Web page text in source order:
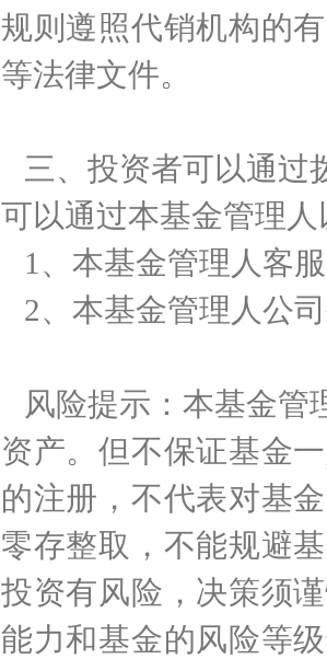
规则遵照代销机构的
等法律文件。
三、投资者可以通过
可以通过本基金管理
1 、本基金管理人客
2、本基金管理人公
风险提示：本基金管
资产。但不保证基金
的注册，不代表对基
零存整取，不能规避
投资有风险，决策须
能力和基金的风险等